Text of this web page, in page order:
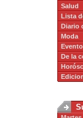
Salud
Lista
Diario
Moda
Evento
De la